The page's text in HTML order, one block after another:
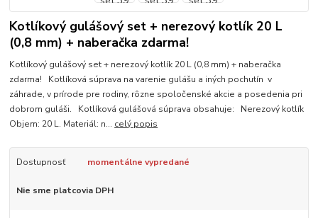
Kotlíkový gulášový set + nerezový kotlík 20 L
(0,8 mm) + naberačka zdarma!
Kotlíkový gulášový set + nerezový kotlík 20 L (0,8 mm) + naberačka
zdarma! Kotlíková súprava na varenie gulášu a iných pochutín v
záhrade, v prírode pre rodiny, rôzne spoločenské akcie a posedenia pri
dobrom guláši. Kotlíková gulášová súprava obsahuje: Nerezový kotlík
Objem: 20 L. Materiál: n... celý popis
Dostupnosť momentálne vypredané
Nie sme platcovia DPH